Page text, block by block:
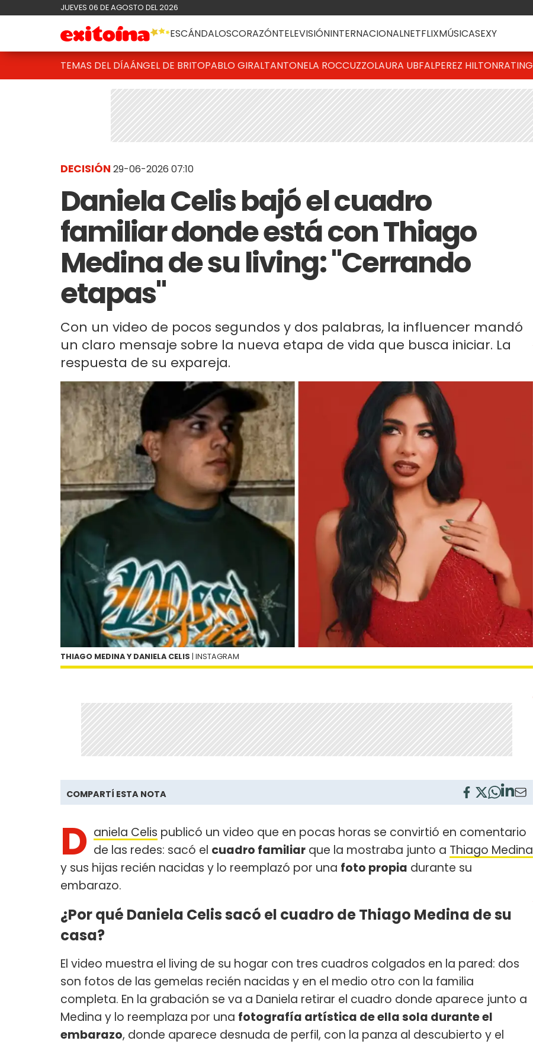
JUEVES 06 DE AGOSTO DEL 2026
ESCÁNDALOSCORAZÓNTELEVISIÓNINTERNACIONALNETFLIXMÚSICASEXY
TEMAS DEL DÍAÁNGEL DE BRITOPABLO GIRALTANTONELA ROCCUZZOLAURA UBFALPEREZ HILTONRATING
DECISIÓN 29-06-2026 07:10
Daniela Celis bajó el cuadro
familiar donde está con Thiago
Medina de su living: "Cerrando
etapas"
Con un video de pocos segundos y dos palabras, la influencer mandó
un claro mensaje sobre la nueva etapa de vida que busca iniciar. La
respuesta de su expareja.
THIAGO MEDINA Y DANIELA CELIS | INSTAGRAM
COMPARTÍ ESTA NOTA
D aniela Celis publicó un video que en pocas horas se convirtió en comentario
de las redes: sacó el cuadro familiar que la mostraba junto a Thiago Medina
y sus hijas recién nacidas y lo reemplazó por una foto propia durante su
embarazo.
¿Por qué Daniela Celis sacó el cuadro de Thiago Medina de su
casa?
El video muestra el living de su hogar con tres cuadros colgados en la pared: dos
son fotos de las gemelas recién nacidas y en el medio otro con la familia
completa. En la grabación se va a Daniela retirar el cuadro donde aparece junto a
Medina y lo reemplaza por una fotografía artística de ella sola durante el
embarazo, donde aparece desnuda de perfil, con la panza al descubierto y el